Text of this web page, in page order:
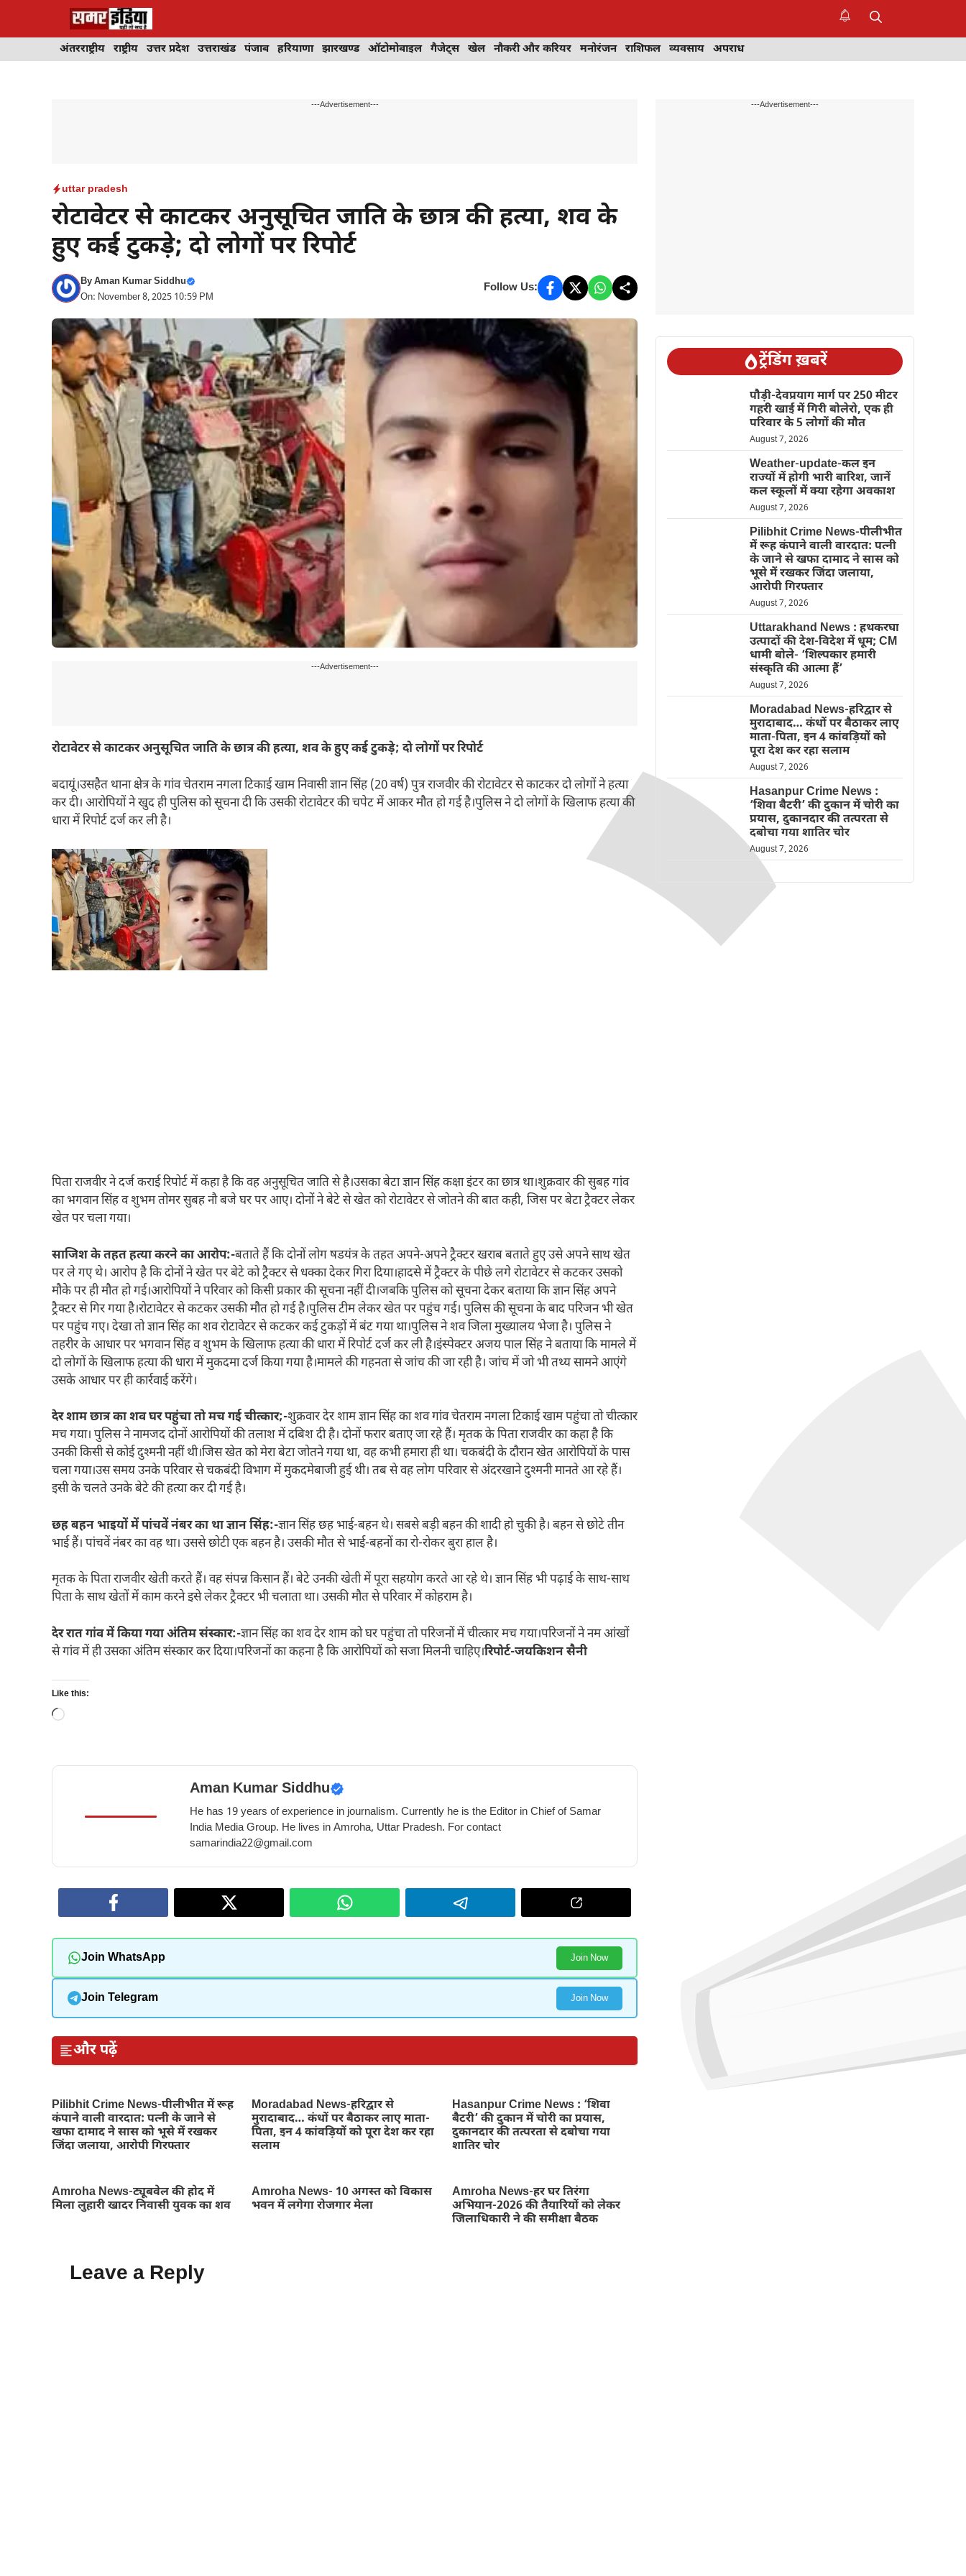
अंतरराष्ट्रीय राष्ट्रीय उत्तर प्रदेश उत्तराखंड पंजाब हरियाणा झारखण्ड ऑटोमोबाइल गैजेट्स खेल नौकरी और करियर मनोरंजन राशिफल व्यवसाय अपराध
---Advertisement---
uttar pradesh
रोटावेटर से काटकर अनुसूचित जाति के छात्र की हत्या, शव के
हुए कई टुकड़े; दो लोगों पर रिपोर्ट
ByAman Kumar Siddhu
On: November 8, 2025 10:59 PM
Follow Us:
---Advertisement---
रोटावेटर से काटकर अनुसूचित जाति के छात्र की हत्या, शव के हुए कई टुकड़े; दो लोगों पर रिपोर्ट
बदायूं।उसहैत थाना क्षेत्र के गांव चेतराम नगला टिकाई खाम निवासी ज्ञान सिंह (20 वर्ष) पुत्र राजवीर की रोटावेटर से काटकर दो लोगों ने हत्या
कर दी। आरोपियों ने खुद ही पुलिस को सूचना दी कि उसकी रोटावेटर की चपेट में आकर मौत हो गई है।पुलिस ने दो लोगों के खिलाफ हत्या की
धारा में रिपोर्ट दर्ज कर ली है।
पिता राजवीर ने दर्ज कराई रिपोर्ट में कहा है कि वह अनुसूचित जाति से है।उसका बेटा ज्ञान सिंह कक्षा इंटर का छात्र था।शुक्रवार की सुबह गांव
का भगवान सिंह व शुभम तोमर सुबह नौ बजे घर पर आए। दोनों ने बेटे से खेत को रोटावेटर से जोतने की बात कही, जिस पर बेटा ट्रैक्टर लेकर
खेत पर चला गया।
साजिश के तहत हत्या करने का आरोप:-बताते हैं कि दोनों लोग षडयंत्र के तहत अपने-अपने ट्रैक्टर खराब बताते हुए उसे अपने साथ खेत
पर ले गए थे। आरोप है कि दोनों ने खेत पर बेटे को ट्रैक्टर से धक्का देकर गिरा दिया।हादसे में ट्रैक्टर के पीछे लगे रोटावेटर से कटकर उसको
मौके पर ही मौत हो गई।आरोपियों ने परिवार को किसी प्रकार की सूचना नहीं दी।जबकि पुलिस को सूचना देकर बताया कि ज्ञान सिंह अपने
ट्रैक्टर से गिर गया है।रोटावेटर से कटकर उसकी मौत हो गई है।पुलिस टीम लेकर खेत पर पहुंच गई। पुलिस की सूचना के बाद परिजन भी खेत
पर पहुंच गए। देखा तो ज्ञान सिंह का शव रोटावेटर से कटकर कई टुकड़ों में बंट गया था।पुलिस ने शव जिला मुख्यालय भेजा है। पुलिस ने
तहरीर के आधार पर भगवान सिंह व शुभम के खिलाफ हत्या की धारा में रिपोर्ट दर्ज कर ली है।इंस्पेक्टर अजय पाल सिंह ने बताया कि मामले में
दो लोगों के खिलाफ हत्या की धारा में मुकदमा दर्ज किया गया है।मामले की गहनता से जांच की जा रही है। जांच में जो भी तथ्य सामने आएंगे
उसके आधार पर ही कार्रवाई करेंगे।
देर शाम छात्र का शव घर पहुंचा तो मच गई चीत्कार;-शुक्रवार देर शाम ज्ञान सिंह का शव गांव चेतराम नगला टिकाई खाम पहुंचा तो चीत्कार
मच गया। पुलिस ने नामजद दोनों आरोपियों की तलाश में दबिश दी है। दोनों फरार बताए जा रहे हैं। मृतक के पिता राजवीर का कहा है कि
उनकी किसी से कोई दुश्मनी नहीं थी।जिस खेत को मेरा बेटा जोतने गया था, वह कभी हमारा ही था। चकबंदी के दौरान खेत आरोपियों के पास
चला गया।उस समय उनके परिवार से चकबंदी विभाग में मुकदमेबाजी हुई थी। तब से वह लोग परिवार से अंदरखाने दुश्मनी मानते आ रहे हैं।
इसी के चलते उनके बेटे की हत्या कर दी गई है।
छह बहन भाइयों में पांचवें नंबर का था ज्ञान सिंह:-ज्ञान सिंह छह भाई-बहन थे। सबसे बड़ी बहन की शादी हो चुकी है। बहन से छोटे तीन
भाई हैं। पांचवें नंबर का वह था। उससे छोटी एक बहन है। उसकी मौत से भाई-बहनों का रो-रोकर बुरा हाल है।
मृतक के पिता राजवीर खेती करते हैं। वह संपन्न किसान हैं। बेटे उनकी खेती में पूरा सहयोग करते आ रहे थे। ज्ञान सिंह भी पढ़ाई के साथ-साथ
पिता के साथ खेतों में काम करने इसे लेकर ट्रैक्टर भी चलाता था। उसकी मौत से परिवार में कोहराम है।
देर रात गांव में किया गया अंतिम संस्कार:-ज्ञान सिंह का शव देर शाम को घर पहुंचा तो परिजनों में चीत्कार मच गया।परिजनों ने नम आंखों
से गांव में ही उसका अंतिम संस्कार कर दिया।परिजनों का कहना है कि आरोपियों को सजा मिलनी चाहिए।रिपोर्ट-जयकिशन सैनी
Like this:
Loading…
Aman Kumar Siddhu
He has 19 years of experience in journalism. Currently he is the Editor in Chief of Samar
India Media Group. He lives in Amroha, Uttar Pradesh. For contact
samarindia22@gmail.com
Join WhatsApp Join Now
Join Telegram Join Now
और पढ़ें
Pilibhit Crime News-पीलीभीत में रूह
कंपाने वाली वारदात: पत्नी के जाने से
खफा दामाद ने सास को भूसे में रखकर
जिंदा जलाया, आरोपी गिरफ्तार
Moradabad News-हरिद्वार से
मुरादाबाद… कंधों पर बैठाकर लाए माता-
पिता, इन 4 कांवड़ियों को पूरा देश कर रहा
सलाम
Hasanpur Crime News : ‘शिवा
बैटरी’ की दुकान में चोरी का प्रयास,
दुकानदार की तत्परता से दबोचा गया
शातिर चोर
Amroha News-ट्यूबवेल की होद में
मिला लुहारी खादर निवासी युवक का शव
Amroha News- 10 अगस्त को विकास
भवन में लगेगा रोजगार मेला
Amroha News-हर घर तिरंगा
अभियान-2026 की तैयारियों को लेकर
जिलाधिकारी ने की समीक्षा बैठक
Leave a Reply
---Advertisement---
ट्रेंडिंग ख़बरें
पौड़ी-देवप्रयाग मार्ग पर 250 मीटर
गहरी खाई में गिरी बोलेरो, एक ही
परिवार के 5 लोगों की मौत
August 7, 2026
Weather-update-कल इन
राज्यों में होगी भारी बारिश, जानें
कल स्कूलों में क्या रहेगा अवकाश
August 7, 2026
Pilibhit Crime News-पीलीभीत
में रूह कंपाने वाली वारदात: पत्नी
के जाने से खफा दामाद ने सास को
भूसे में रखकर जिंदा जलाया,
आरोपी गिरफ्तार
August 7, 2026
Uttarakhand News : हथकरघा
उत्पादों की देश-विदेश में धूम; CM
धामी बोले- ‘शिल्पकार हमारी
संस्कृति की आत्मा हैं’
August 7, 2026
Moradabad News-हरिद्वार से
मुरादाबाद… कंधों पर बैठाकर लाए
माता-पिता, इन 4 कांवड़ियों को
पूरा देश कर रहा सलाम
August 7, 2026
Hasanpur Crime News :
‘शिवा बैटरी’ की दुकान में चोरी का
प्रयास, दुकानदार की तत्परता से
दबोचा गया शातिर चोर
August 7, 2026